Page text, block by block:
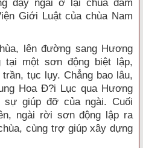
dạy ngài ở lại chùa đảm
Giới Luật của chùa Nam
lên đường sang Hương
tại một sơn động biệt lập,
tục lụy. Chẳng bao lâu,
Hoa Ð?i Lục qua Hương
giúp đỡ của ngài. Cuối
ngài rời sơn động lập ra
cùng trợ giúp xây dựng